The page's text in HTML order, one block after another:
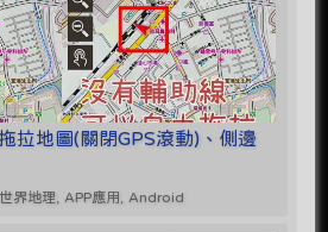
拉地圖(關閉GPS滾動)、側邊
界地理, APP應用, Android